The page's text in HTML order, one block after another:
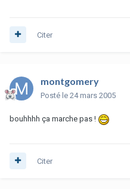
Citer
montgomery
Posté le 24 mars 2005
bouhhhh ça marche pas !
Citer